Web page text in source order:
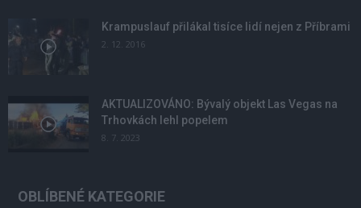
Krampuslauf přilákal tisíce lidí nejen z Příbrami
2. 12. 2016
AKTUALIZOVÁNO: Bývalý objekt Las Vegas na
Trhovkách lehl popelem
8. 7. 2023
OBLÍBENÉ KATEGORIE